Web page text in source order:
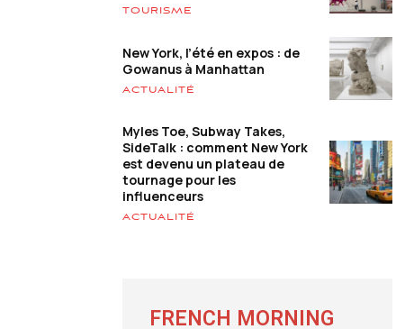
TOURISME
New York, l’été en expos : de
Gowanus à Manhattan
ACTUALITÉ
Myles Toe, Subway Takes,
SideTalk : comment New York
est devenu un plateau de
tournage pour les
influenceurs
ACTUALITÉ
FRENCH MORNING